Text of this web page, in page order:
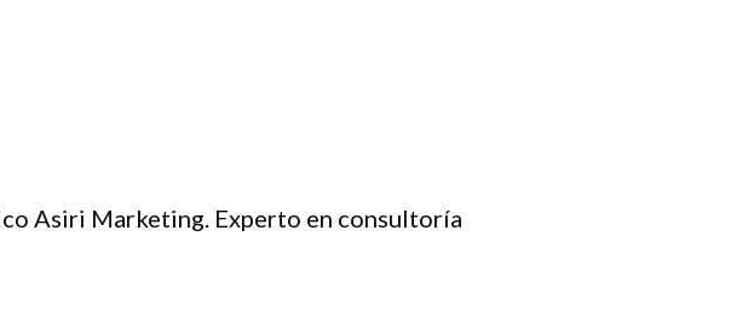
Asiri Marketing. Experto en consultoría